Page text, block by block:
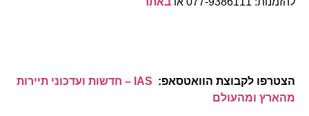
הצטרפו לקבוצת הוואטסאפ:
IAS – חדשות ועדכוני תיירות
מהארץ ומהעולם